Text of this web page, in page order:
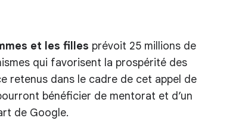
et les filles prévoit 25 millions de
qui favorisent la prospérité des
retenus dans le cadre de cet appel de
bénéficier de mentorat et d’un
de Google.